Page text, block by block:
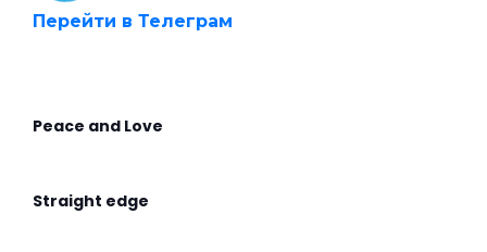
Перейти в Телеграм
Peace and Love
Straight edge